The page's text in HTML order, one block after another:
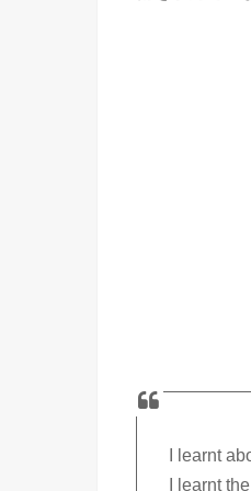
I learnt
I learnt